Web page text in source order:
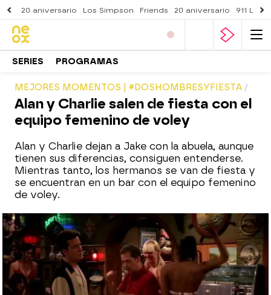
20 aniversario Los Simpson Friends 20 aniversario 911
SERIES PROGRAMAS
MEJORES MOMENTOS | #DOSHOMBRESYFIESTA
Alan y Charlie salen de fiesta con el
equipo femenino de voley
Alan y Charlie dejan a Jake con la abuela, aunque
tienen sus diferencias, consiguen entenderse.
Mientras tanto, los hermanos se van de fiesta y
se encuentran en un bar con el equipo femenino
de voley.